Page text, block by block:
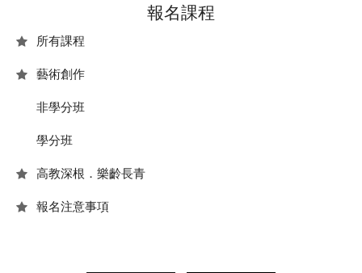
報名課程
所有課程
藝術創作
非學分班
學分班
高教深根．樂齡長青
報名注意事項